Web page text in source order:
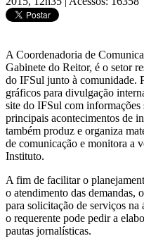
A Coordenadoria de
Gabinete do Reitor, é o setor
do IFSul junto à comunidade.
gráficos para divulgação
site do IFSul com informações
principais acontecimentos de
também produz e organiza
de comunicação e monitora a
Instituto.
A fim de facilitar o
o atendimento das demandas,
para solicitação de serviços
o requerente pode pedir a
pautas jornalísticas.